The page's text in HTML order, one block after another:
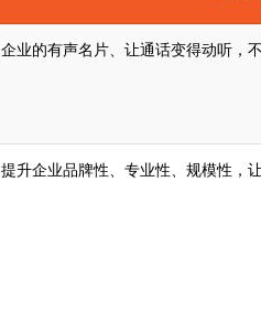
企业的有声名片、让通话变得动听，
提升企业品牌性、专业性、规模性，